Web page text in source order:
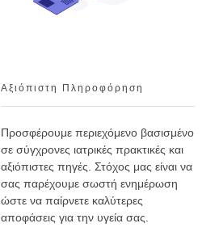
Αξιόπιστη Πληροφόρηση
Προσφέρουμε περιεχόμενο βασισμένο
σε σύγχρονες ιατρικές πρακτικές και
αξιόπιστες πηγές. Στόχος μας είναι να
σας παρέχουμε σωστή ενημέρωση
ώστε να παίρνετε καλύτερες
αποφάσεις για την υγεία σας.